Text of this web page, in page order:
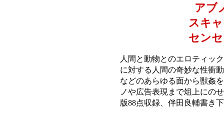
アブ
スキ
セン
人間と動物とのエロティッ
に対する人間の奇妙な性衝
などのあらゆる面から獣姦
ノや広告表現まで俎上にの
版88点収録、伴田良輔書き